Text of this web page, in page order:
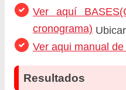
Ver aquí
cronograma)
Ver aqui manual
Resultados